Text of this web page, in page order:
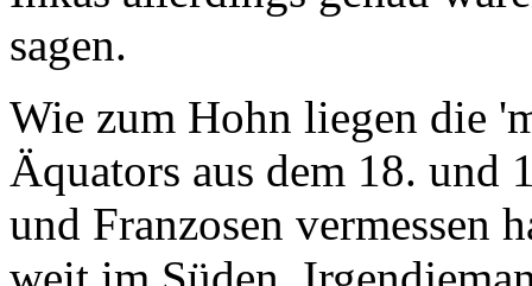
Wie zum Hohn liegen die
Äquators aus dem 18. und
und Franzosen vermessen
weit im Süden.
verrechnet haben!